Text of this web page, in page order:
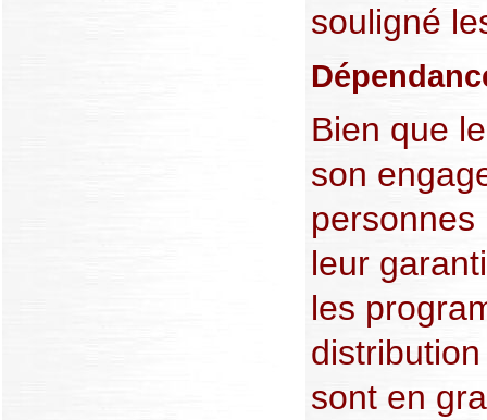
souligné
Bien que
son
leur
les
sont en